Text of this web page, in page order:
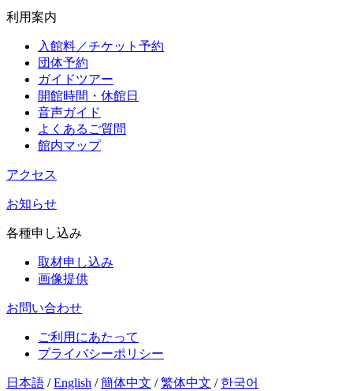
利用案内
入館料／チケット予約
団体予約
ガイドツアー
開館時間・休館日
音声ガイド
よくあるご質問
館内マップ
アクセス
お知らせ
各種申し込み
取材申し込み
画像提供
お問い合わせ
ご利用にあたって
プライバシーポリシー
日本語 /English /簡体中文 /繁体中文 / 한국어